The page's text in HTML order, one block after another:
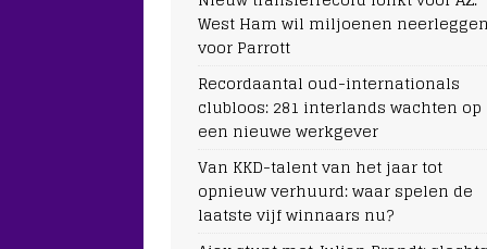
West Ham wil miljoenen
voor Parrott
Recordaantal oud-internationals
clubloos: 281 interlands wachten op
een nieuwe werkgever
Van KKD-talent van het jaar tot
opnieuw verhuurd: waar spelen de
laatste vijf winnaars nu?